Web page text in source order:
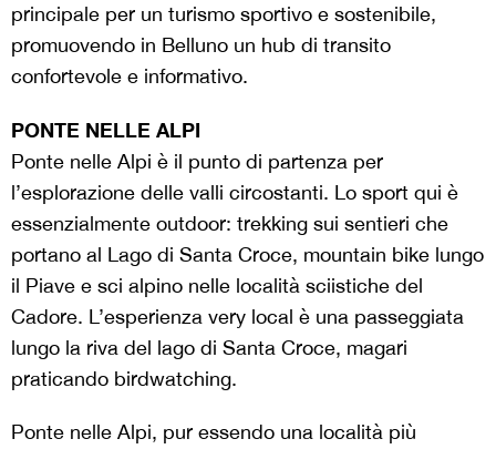
principale per un turismo sportivo e sostenibile,
promuovendo in Belluno un hub di transito
confortevole e informativo.
PONTE NELLE ALPI
Ponte nelle Alpi è il punto di partenza per
l’esplorazione delle valli circostanti. Lo sport qui è
essenzialmente outdoor: trekking sui sentieri che
portano al Lago di Santa Croce, mountain bike lungo
il Piave e sci alpino nelle località sciistiche del
Cadore. L’esperienza very local è una passeggiata
lungo la riva del lago di Santa Croce, magari
praticando birdwatching.
Ponte nelle Alpi, pur essendo una località più